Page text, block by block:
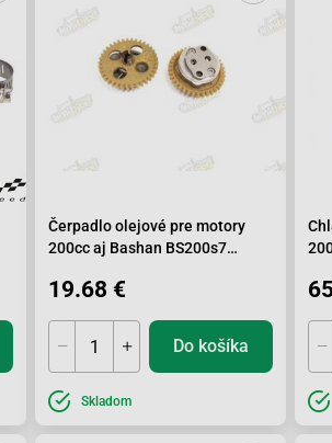
Čerpadlo olejové pre motory
200cc aj Bashan BS200s7
19.68 €
Do košíka
Skladom